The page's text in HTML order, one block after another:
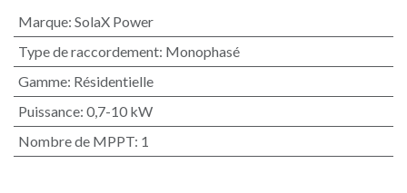
Marque: SolaX Power
Type de raccordement: Monophasé
Gamme: Résidentielle
Puissance: 0,7-10 kW
Nombre de MPPT: 1